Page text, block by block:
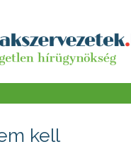
kell